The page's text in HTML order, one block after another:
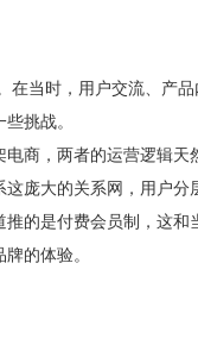
在当时，用户交流、产
挑战。
商，两者的运营逻辑
庞大的关系网，用户分
推的是付费会员制，这
的体验。